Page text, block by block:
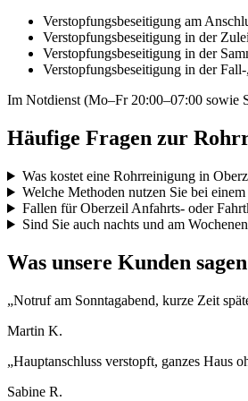
Verstopfungsbeseitigung am
Verstopfungsbeseitigung in der
Verstopfungsbeseitigung in der
Verstopfungsbeseitigung in der
Im Notdienst (Mo–Fr 20:00–07:00 sowie
Häufige Fragen zur
Was kostet eine Rohrreinigung in
Welche Methoden nutzen Sie bei
Fallen für Oberzeil Anfahrts- oder
Sind Sie auch nachts und am
Was unsere Kunden sagen
„Notruf am Sonntagabend, kurze Zeit
Martin K.
„Hauptanschluss verstopft, ganzes Haus
Sabine R.